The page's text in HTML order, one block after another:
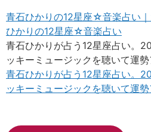
青石ひかりの12星座☆音楽占い
ひかりの12星座☆音楽占い
青石ひかりが占う12星座占い。
ッキーミュージックを聴いて運
青石ひかりが占う12星座占い。
ッキーミュージックを聴いて運